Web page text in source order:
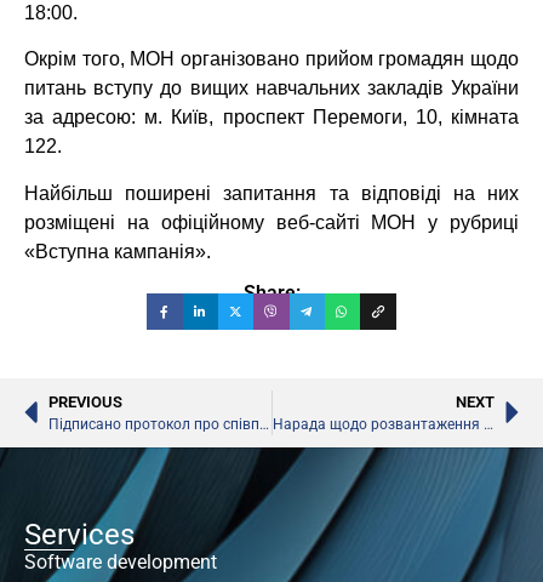
18:00.
Окрім того, МОН організовано прийом громадян щодо
питань вступу до вищих навчальних закладів України
за адресою: м. Київ, проспект Перемоги, 10, кімната
122.
Найбільш поширені запитання та відповіді на них
розміщені на офіційному веб-сайті МОН у рубриці
«Вступна кампанія».
Share:
PREVIOUS
Підписано протокол про співпрацю у науково-технічній сфері між Україною та Німеччиною
NEXT
Нарада щодо розвантаження програм початкової школи
Services
Software development